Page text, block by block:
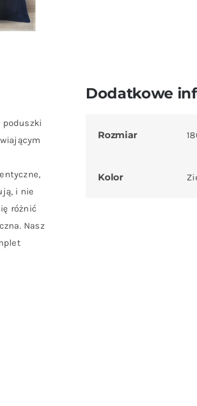
poduszki
i nie
różnić
Nasz
Dodatkowe
Rozmiar
Kolor